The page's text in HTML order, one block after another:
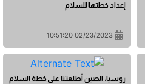
إعداد خطتها للسلام
02/23/2023 10:51:20
روسيا: الصين أطلعتنا على خطة السلام